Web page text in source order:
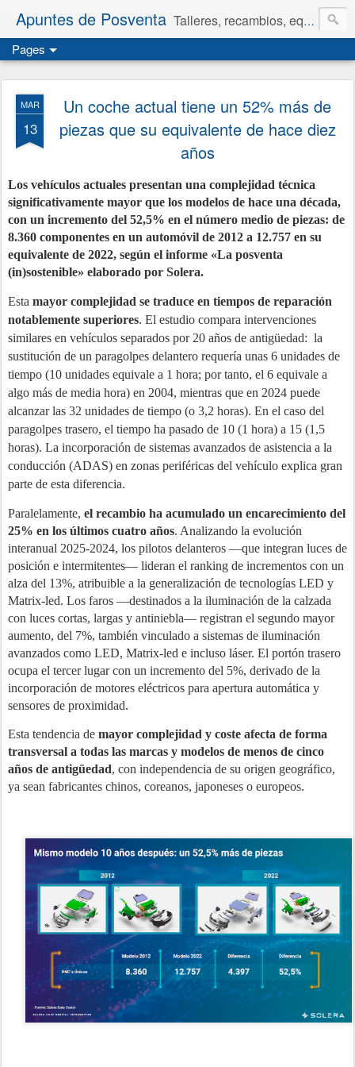
Apuntes de Posventa Talleres, recambios, equipamiento y neumáticos.
Pages
MAR
13
Un coche actual tiene un 52% más de
piezas que su equivalente de hace diez
años
Los vehículos actuales presentan una complejidad técnica
significativamente mayor que los modelos de hace una década,
con un incremento del 52,5% en el número medio de piezas: de
8.360 componentes en un automóvil de 2012 a 12.757 en su
equivalente de 2022, según el informe «La posventa
(in)sostenible» elaborado por Solera.
Esta mayor complejidad se traduce en tiempos de reparación
notablemente superiores. El estudio compara intervenciones
similares en vehículos separados por 20 años de antigüedad: la
sustitución de un paragolpes delantero requería unas 6 unidades de
tiempo (10 unidades equivale a 1 hora; por tanto, el 6 equivale a
algo más de media hora) en 2004, mientras que en 2024 puede
alcanzar las 32 unidades de tiempo (o 3,2 horas). En el caso del
paragolpes trasero, el tiempo ha pasado de 10 (1 hora) a 15 (1,5
horas). La incorporación de sistemas avanzados de asistencia a la
conducción (ADAS) en zonas periféricas del vehículo explica gran
parte de esta diferencia.
Paralelamente, el recambio ha acumulado un encarecimiento del
25% en los últimos cuatro años. Analizando la evolución
interanual 2025-2024, los pilotos delanteros —que integran luces de
posición e intermitentes— lideran el ranking de incrementos con un
alza del 13%, atribuible a la generalización de tecnologías LED y
Matrix-led. Los faros —destinados a la iluminación de la calzada
con luces cortas, largas y antiniebla— registran el segundo mayor
aumento, del 7%, también vinculado a sistemas de iluminación
avanzados como LED, Matrix-led e incluso láser. El portón trasero
ocupa el tercer lugar con un incremento del 5%, derivado de la
incorporación de motores eléctricos para apertura automática y
sensores de proximidad.
Esta tendencia de mayor complejidad y coste afecta de forma
transversal a todas las marcas y modelos de menos de cinco
años de antigüedad, con independencia de su origen geográfico,
ya sean fabricantes chinos, coreanos, japoneses o europeos.